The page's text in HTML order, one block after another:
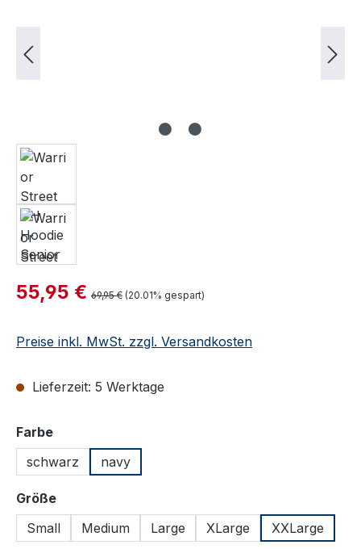
Verkaufspreis:
55,95 € Regulärer Preis:
69,95 € (20.01% gespart)
Preise inkl. MwSt. zzgl. Versandkosten
Lieferzeit: 5 Werktage
Farbeauswählen
schwarz
navy
Größeauswählen
Small
Medium Large XLarge XXLarge